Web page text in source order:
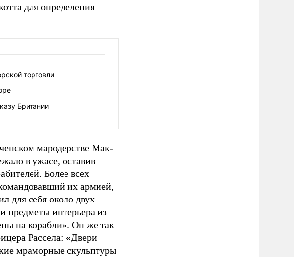
для определения
торговли
Британии
мародерстве Мак-
в ужасе, оставив
Более всех
их армией,
для себя около двух
предметы интерьера из
на корабли». Он же так
Рассела: «Двери
мраморные скульптуры